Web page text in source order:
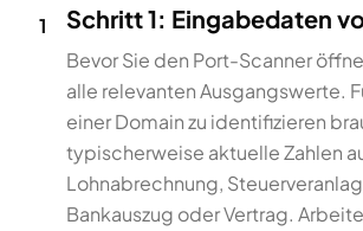
1 Schritt 1: Eingabedaten
Bevor Sie den Port-Scanner
alle relevanten Ausgangswerte.
einer Domain zu identifizieren
typischerweise aktuelle Zahlen
Lohnabrechnung,
Bankauszug oder Vertrag.